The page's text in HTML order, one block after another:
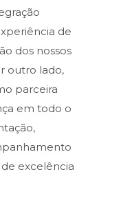
de
dos nossos
outro lado,
parceira
em todo o
excelência